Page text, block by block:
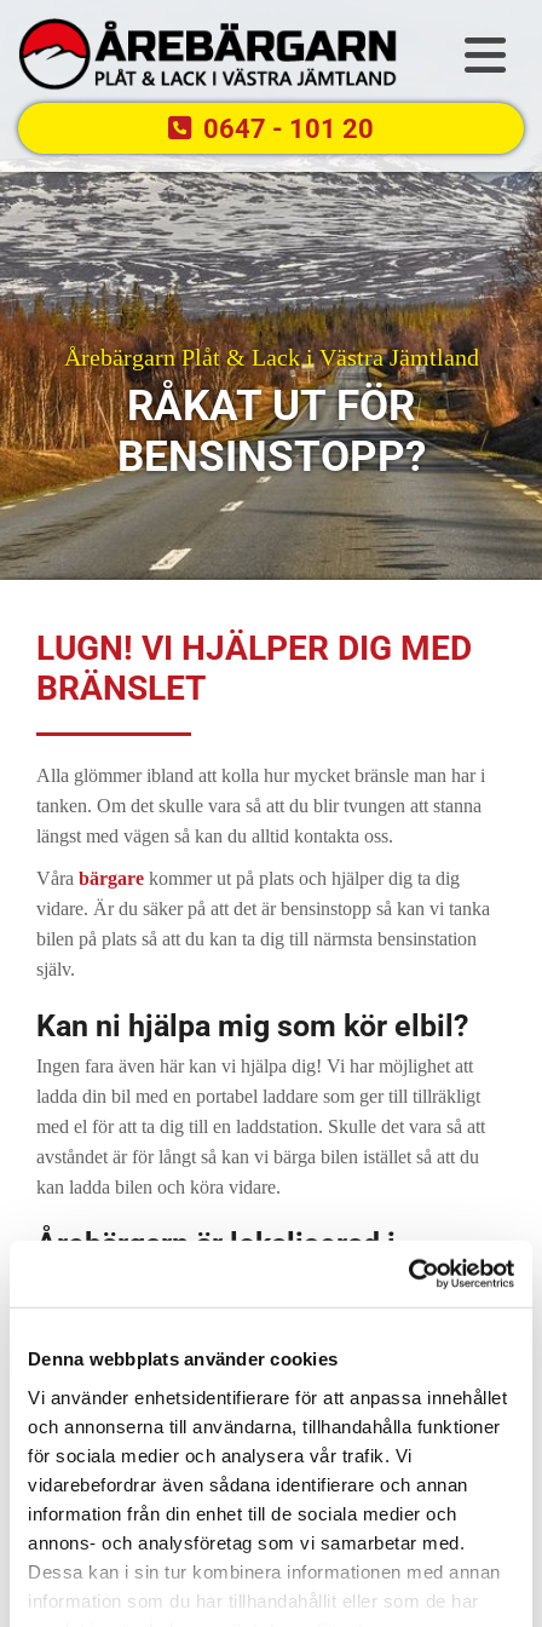
Denna webbplats använder cookies
Vi använder enhetsidentifierare för att anpassa innehållet
och annonserna till användarna, tillhandahålla funktioner
för sociala medier och analysera vår trafik. Vi
vidarebefordrar även sådana identifierare och annan
information från din enhet till de sociala medier och
annons- och analysföretag som vi samarbetar med.
Dessa kan i sin tur kombinera informationen med annan
information som du har tillhandahållit eller som de har
0647 - 101 20
Årebärgarn Plåt & Lack i Västra Jämtland
RÅKAT UT FÖR
BENSINSTOPP?
LUGN! VI HJÄLPER DIG MED
BRÄNSLET
Alla glömmer ibland att kolla hur mycket bränsle man har i
tanken. Om det skulle vara så att du blir tvungen att stanna
längst med vägen så kan du alltid kontakta oss.
Våra bärgare kommer ut på plats och hjälper dig ta dig
vidare. Är du säker på att det är bensinstopp så kan vi tanka
bilen på plats så att du kan ta dig till närmsta bensinstation
själv.
Kan ni hjälpa mig som kör elbil?
Ingen fara även här kan vi hjälpa dig! Vi har möjlighet att
ladda din bil med en portabel laddare som ger till tillräkligt
med el för att ta dig till en laddstation. Skulle det vara så att
avståndet är för långt så kan vi bärga bilen istället så att du
kan ladda bilen och köra vidare.
Årebärgarn är lokaliserad i
och Edsåsdalen med flera. Står vi redo att hjälpa dig när